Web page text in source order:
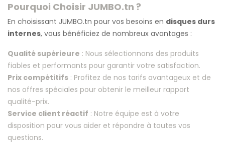
Pourquoi Choisir JUMBO.tn ?
En choisissant JUMBO.tn pour vos besoins en disques durs
internes, vous bénéficiez de nombreux avantages :
Qualité supérieure : Nous sélectionnons des produits
fiables et performants pour garantir votre satisfaction.
Prix compétitifs : Profitez de nos tarifs avantageux et de
nos offres spéciales pour obtenir le meilleur rapport
qualité-prix.
Service client réactif : Notre équipe est à votre
disposition pour vous aider et répondre à toutes vos
questions.